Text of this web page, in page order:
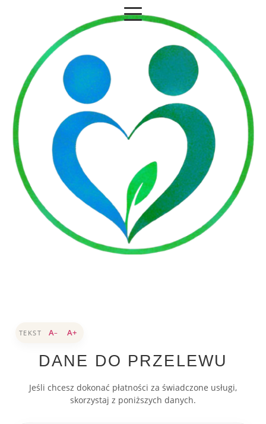
TEKST A− A+
DANE DO PRZELEWU
Jeśli chcesz dokonać płatności za świadczone usługi,
skorzystaj z poniższych danych.